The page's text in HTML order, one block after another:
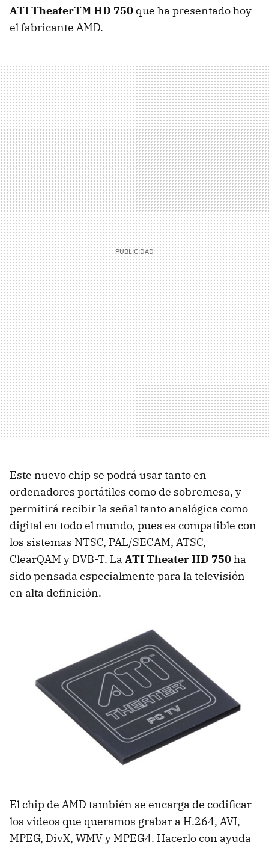
ATITheaterTM HD 750 que ha presentado hoy
el fabricante AMD.
Este nuevo chip se podrá usar tanto en
ordenadores portátiles como de sobremesa, y
permitirá recibir la señal tanto analógica como
digital en todo el mundo, pues es compatible con
los sistemas NTSC, PAL/SECAM, ATSC,
ClearQAM y DVB-T. La ATITheater HD 750ha
sido pensada especialmente para la televisión
en alta definición.
El chip de AMD también se encarga de codificar
los vídeos que queramos grabar a H.264, AVI,
MPEG, DivX, WMVy MPEG4. Hacerlo con ayuda